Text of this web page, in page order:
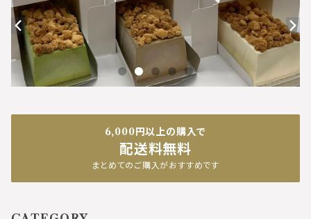
6,000円以上の購入で
配送料無料
まとめてのご購入がおすすめです